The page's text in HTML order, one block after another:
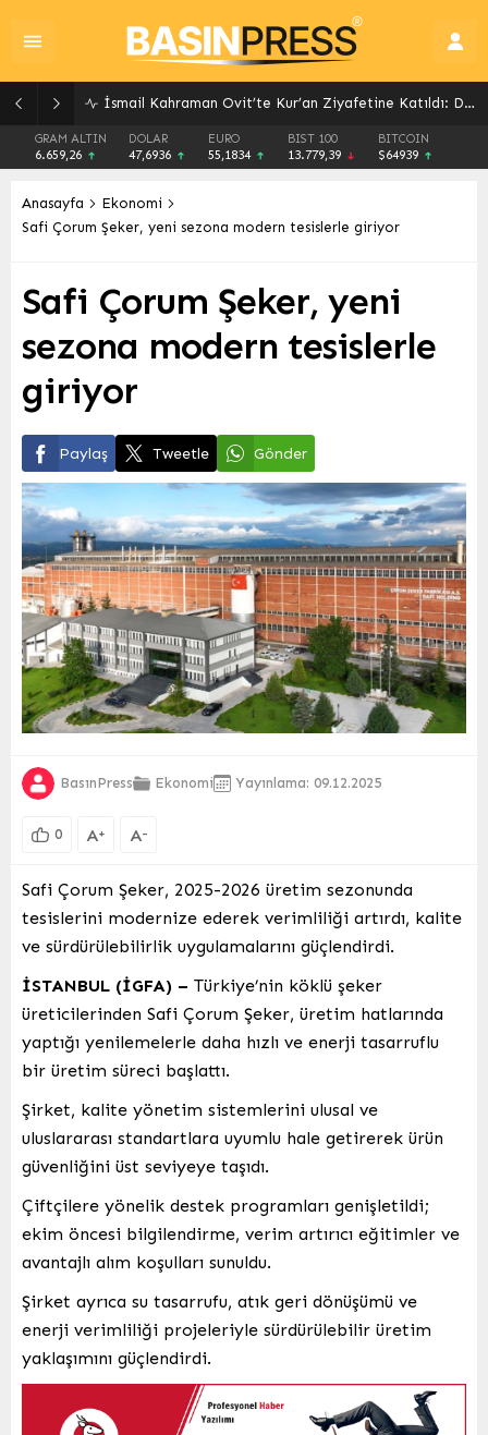
İsmail Kahraman Ovit’te Kur’an Ziyafetine Katıldı: Dualarla Sona Erdi
GRAM ALTIN
6.659,26
DOLAR
47,6936
EURO
55,1834
BIST 100
13.779,39
BITCOIN
$64939
Anasayfa
Ekonomi
Safi Çorum Şeker, yeni sezona modern tesislerle giriyor
Safi Çorum Şeker, yeni
sezona modern tesislerle
giriyor
Paylaş Tweetle Gönder
BasınPress Ekonomi Yayınlama: 09.12.2025
0 A+ A-
Safi Çorum Şeker, 2025-2026 üretim sezonunda
tesislerini modernize ederek verimliliği artırdı, kalite
ve sürdürülebilirlik uygulamalarını güçlendirdi.
İSTANBUL (İGFA) – Türkiye’nin köklü şeker
üreticilerinden Safi Çorum Şeker, üretim hatlarında
yaptığı yenilemelerle daha hızlı ve enerji tasarruflu
bir üretim süreci başlattı.
Şirket, kalite yönetim sistemlerini ulusal ve
uluslararası standartlara uyumlu hale getirerek ürün
güvenliğini üst seviyeye taşıdı.
Çiftçilere yönelik destek programları genişletildi;
ekim öncesi bilgilendirme, verim artırıcı eğitimler ve
avantajlı alım koşulları sunuldu.
Şirket ayrıca su tasarrufu, atık geri dönüşümü ve
enerji verimliliği projeleriyle sürdürülebilir üretim
yaklaşımını güçlendirdi.